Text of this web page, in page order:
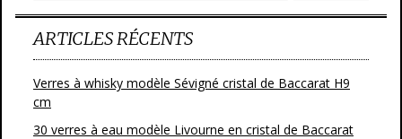
ARTICLES RÉCENTS
Verres à whisky modèle Sévigné cristal de Baccarat H9
cm
30 verres à eau modèle Livourne en cristal de Baccarat